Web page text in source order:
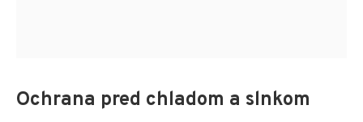
Ochrana pred chladom a slnkom